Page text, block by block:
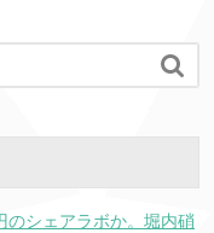

のシェアラボか。堀内硝